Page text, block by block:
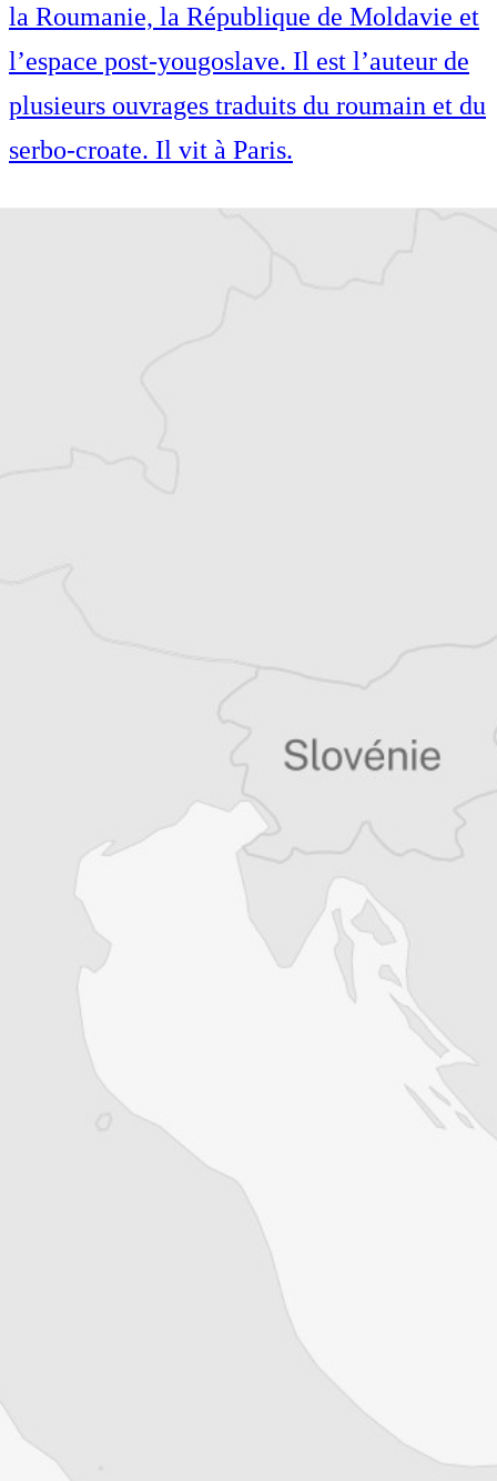
la Roumanie, la République de Moldavie et
l’espace post-yougoslave. Il est l’auteur de
plusieurs ouvrages traduits du roumain et du
serbo-croate. Il vit à Paris.